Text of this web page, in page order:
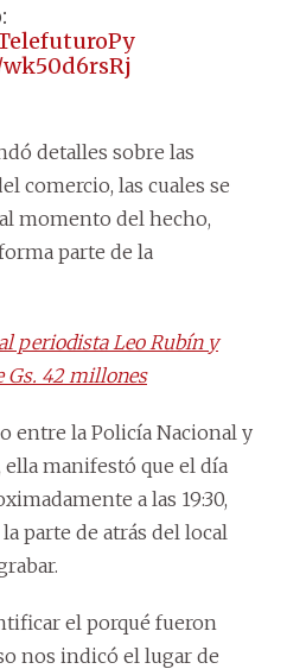
detalles sobre las
comercio, las cuales se
momento del hecho,
parte de la
periodista Leo Rubín y
Gs. 42 millones
entre la Policía Nacional y
ella manifestó que el día
a las 19:30,
parte de atrás del local
el porqué fueron
nos indicó el lugar de